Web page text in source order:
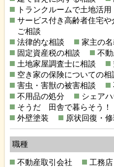
トランクルームで土地活用
サービス付き高齢者住宅
ご相談
法律的な相談
家主の
固定資産税の相談
不
土地家屋調査士に相談
空き家の保険についての相
害虫・害獣の被害相談
不用品の処分
シェア
そうだ 田舎で暮らそう！
外壁塗装
原状回復・
職種
不動産取引会社 工務店